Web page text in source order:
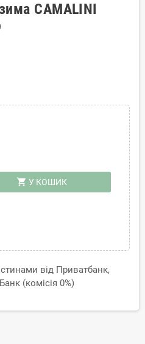
CAMALINI
shopping_cart У КОШИК
від Приватбанк,
(комісія 0%)